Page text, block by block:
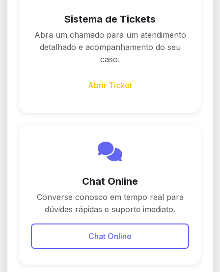
Sistema de Tickets
Abra um chamado para um atendimento
detalhado e acompanhamento do seu
caso.
Abrir Ticket
Chat Online
Converse conosco em tempo real para
dúvidas rápidas e suporte imediato.
Chat Online